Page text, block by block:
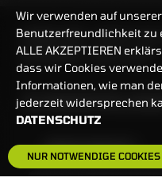
HÄUFIG GESUCHT:
HANDELSZEIT
MO-FR: 7:30-
ZERTIFIKATE
8:00-22 UHR
Wir verwenden auf
Benutzerfreundlichkeit zu
ALLE AKZEPTIEREN
dass wir Cookies
Informationen, wie man
jederzeit widersprechen
DATENSCHUTZ
NUR NOTWENDIGE